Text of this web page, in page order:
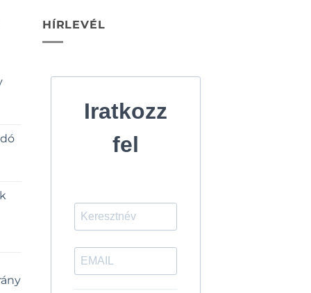
HÍRLEVÉL
Iratkozz
fel